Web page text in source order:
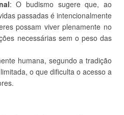
: O budismo sugere que, ao
passadas é intencionalmente
possam viver plenamente no
necessárias sem o peso das
humana, segundo a tradição
o que dificulta o acesso a